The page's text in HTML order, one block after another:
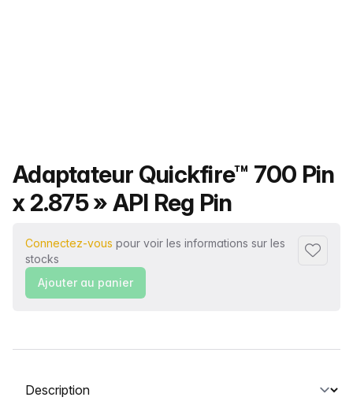
Nom du produit
Adaptateur Quickfire™ 700 Pin
x 2.875 » API Reg Pin
Connectez-vous pour voir les informations sur les
stocks
Ajouter
Ajouter au panier
Sélectionnez un onglet